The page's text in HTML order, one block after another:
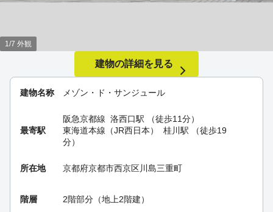
建物名称 メゾン・ド・サンジュール
最寄駅
阪急京都線 洛西口駅 （徒歩11分）
東海道本線（JR西日本）
桂川駅 （徒歩19
分）
所在地 京都府京都市西京区川島三重町
階層 2階部分（地上2階建）
1/7 外観
建物の詳細を見る